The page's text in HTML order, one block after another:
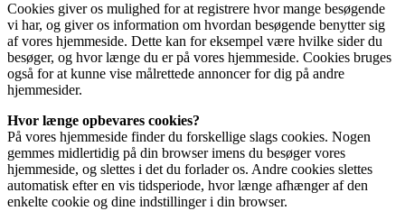
Cookies giver os mulighed for at registrere hvor mange besøgende
vi har, og giver os information om hvordan besøgende benytter sig
af vores hjemmeside. Dette kan for eksempel være hvilke sider du
besøger, og hvor længe du er på vores hjemmeside. Cookies bruges
også for at kunne vise målrettede annoncer for dig på andre
hjemmesider.
Hvor længe opbevares cookies?
På vores hjemmeside finder du forskellige slags cookies. Nogen
gemmes midlertidig på din browser imens du besøger vores
hjemmeside, og slettes i det du forlader os. Andre cookies slettes
automatisk efter en vis tidsperiode, hvor længe afhænger af den
enkelte cookie og dine indstillinger i din browser.